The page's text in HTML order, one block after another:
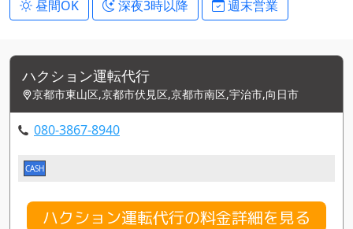
昼間OK
深夜3時以降 週末営業
ハクション運転代行
京都市東山区,京都市伏見区,京都市南区,宇治市,向日市
080-3867-8940
CASH
ハクション運転代行の料金詳細を見る